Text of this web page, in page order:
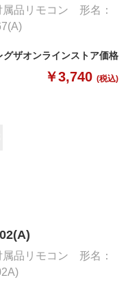
属品リモコン 形名：
グザオンラインストア価格
￥3,740 (税込)
属品リモコン 形名：